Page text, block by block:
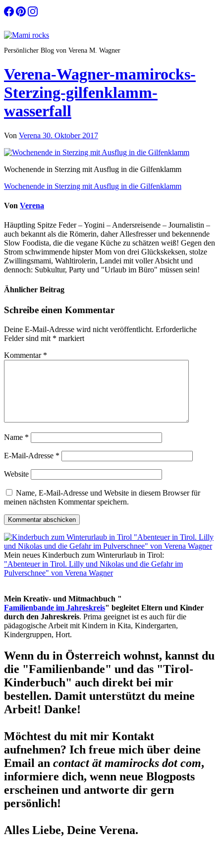
Zum
Inhalt
Persönlicher Blog von Verena M. Wagner
Verena-Wagner-mamirocks-
Sterzing-gilfenklamm-
wasserfall
Von Verena 30. Oktober 2017
Wochenende in Sterzing mit Ausflug in die Gilfenklamm
Beitragsnavigation
Wochenende in Sterzing mit Ausflug in die Gilfenklamm
Von Verena
Häuptling Spitze Feder – Yogini – Andersreisende – Journalistin –
auch bekannt als die Römerin, daher Allesfresser und bekennende
Slow Foodista, die die vegane Küche zu schätzen weiß! Gegen den
Strom schwimmende hipster Mom von drei Glückskeksen, stolze
Zwillingsmami, Wahltirolerin, Landei mit voller Absicht und
dennoch: Subkultur, Party und "Urlaub im Büro" müssen sein!
Ähnlicher Beitrag
Schreibe einen Kommentar
Deine E-Mail-Adresse wird nicht veröffentlicht. Erforderliche
Felder sind mit * markiert
Kommentar *
Name *
E-Mail-Adresse *
Website
Name, E-Mail-Adresse und Website in diesem Browser für
meinen nächsten Kommentar speichern.
Mein neues Kinderbuch zum Winterurlaub in Tirol:
"Abenteuer in Tirol. Lilly und Nikolas und die Gefahr im
Pulverschnee" von Verena Wagner
Mein Kreativ- und Mitmachbuch "
Familienbande im Jahreskreis" begleitet Eltern und Kinder
durch den Jahreskreis. Prima geeignet ist es auch für die
pädagogische Arbeit mit Kindern in Kita, Kindergarten,
Kindergruppen, Hort.
Wenn du in Österreich wohnst, kannst du
die "Familienbande" und das "Tirol-
Kinderbuch" auch direkt bei mir
bestellen. Damit unterstützt du meine
Arbeit! Danke!
Möchtest du mit mir Kontakt
aufnehmen? Ich freue mich über deine
Email an contact ät mamirocks dot com,
informiere dich, wenn neue Blogposts
erscheinen und antworte dir gern
persönlich!
Alles Liebe, Deine Verena.